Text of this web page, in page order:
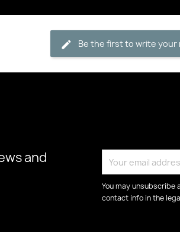
Be the first to write your
and
You may unsubscribe
contact info in the